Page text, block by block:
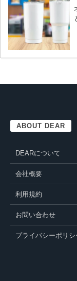
ABOUT DEAR
DEARについて
会社概要
利用規約
お問い合わせ
プライバシーポリシ